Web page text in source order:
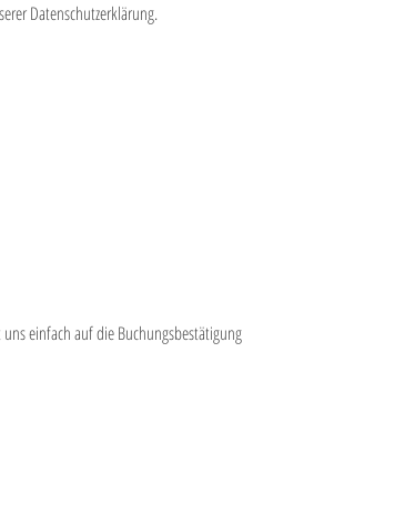
Datenschutzerklärung.
einfach auf die Buchungsbestätigung